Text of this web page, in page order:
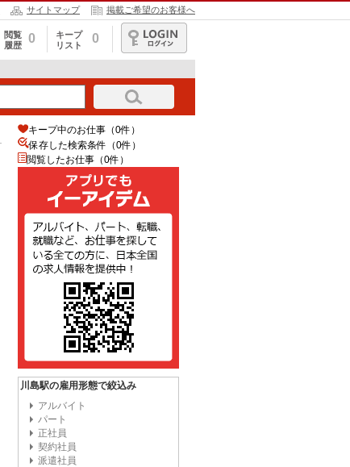
サイトマップ 掲載ご希望のお客様へ
閲覧
履歴
0
キープ
リスト
0
ログイン
キープ中のお仕事（0件）
保存した検索条件（0件）
閲覧したお仕事（0件）
川島駅の雇用形態で絞込み
アルバイト
パート
正社員
契約社員
派遣社員